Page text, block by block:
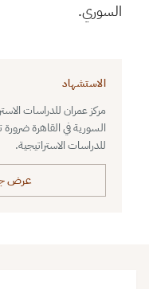
السوري.
الاستشهاد
السورية في القاهرة
للدراسات الاستراتيجية.
عرض